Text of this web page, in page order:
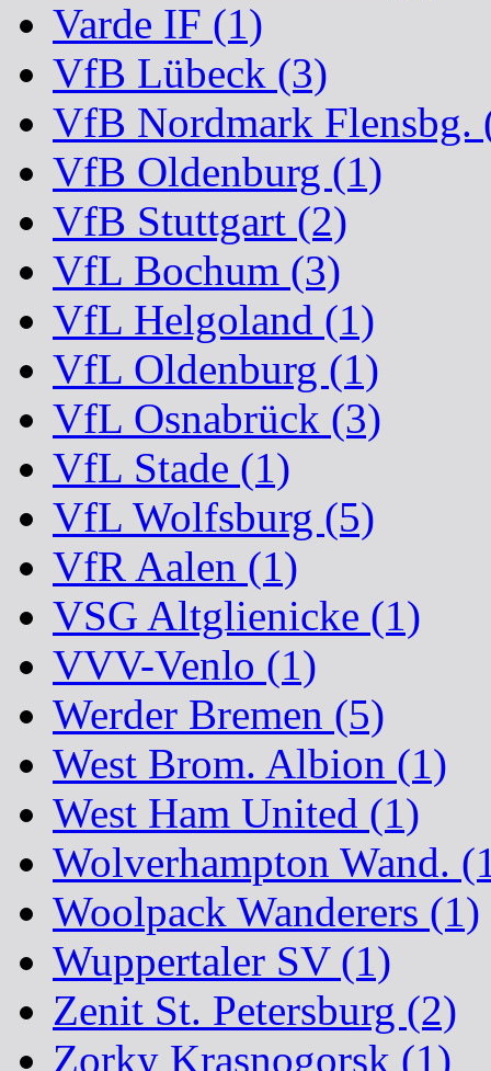
Varde IF (1)
VfB Lübeck (3)
VfB Nordmark Flensbg.
VfB Oldenburg (1)
VfB Stuttgart (2)
VfL Bochum (3)
VfL Helgoland (1)
VfL Oldenburg (1)
VfL Osnabrück (3)
VfL Stade (1)
VfL Wolfsburg (5)
VfR Aalen (1)
VSG Altglienicke (1)
VVV-Venlo (1)
Werder Bremen (5)
West Brom. Albion (1)
West Ham United (1)
Wolverhampton Wand.
Woolpack Wanderers (1)
Wuppertaler SV (1)
Zenit St. Petersburg (2)
Zorky Krasnogorsk (1)